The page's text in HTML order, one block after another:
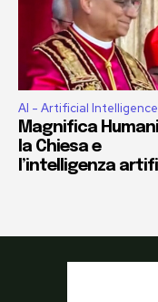
AI - Artificial Intelligence
Magnifica
la Chiesa e
l’intelligenza